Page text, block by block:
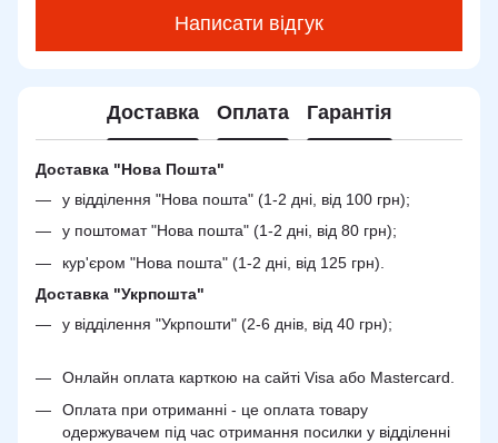
Написати відгук
Доставка Оплата Гарантія
Доставка "Нова Пошта"
у відділення "Нова пошта" (1-2 дні, від 100 грн);
у поштомат "Нова пошта" (1-2 дні, від 80 грн);
кур'єром "Нова пошта" (1-2 дні, від 125 грн).
Доставка "Укрпошта"
у відділення "Укрпошти" (2-6 днів, від 40 грн);
Онлайн оплата карткою на сайті Visa або Mastercard.
Оплата при отриманні - це оплата товару
одержувачем під час отримання посилки у відділенні